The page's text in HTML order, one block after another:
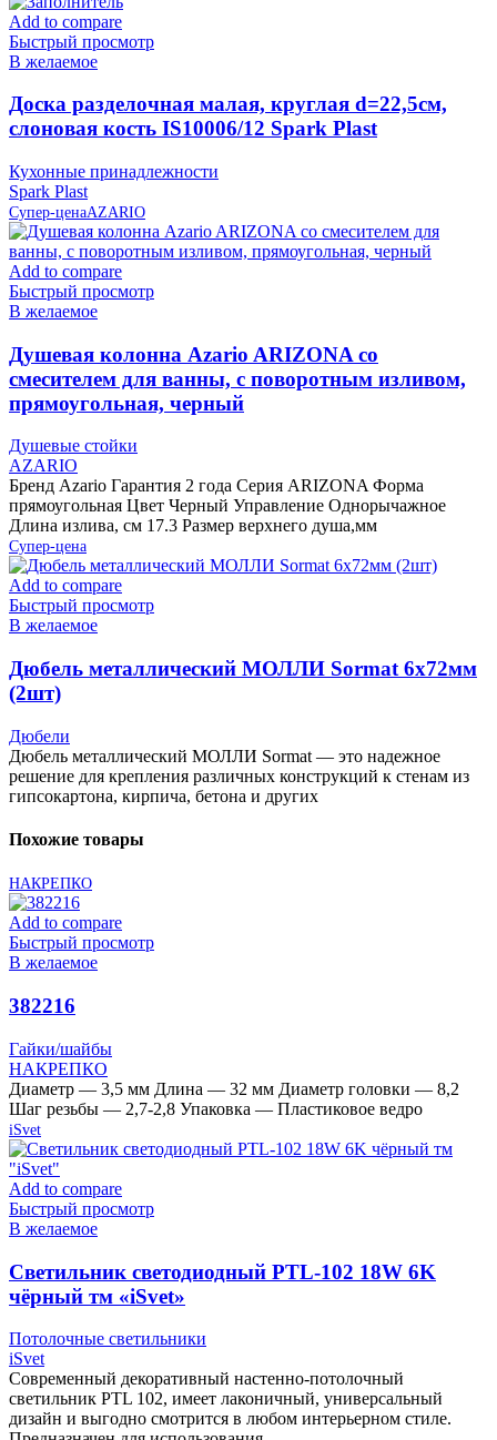
Add to compare
Быстрый просмотр
В желаемое
Доска разделочная малая, круглая d=22,5см,
слоновая кость IS10006/12 Spark Plast
Кухонные принадлежности
Spark Plast
Супер-ценаAZARIO
Add to compare
Быстрый просмотр
В желаемое
Душевая колонна Azario ARIZONA со
смесителем для ванны, с поворотным изливом,
прямоугольная, черный
Душевые стойки
AZARIO
Бренд Azario Гарантия 2 года Серия ARIZONA Форма
прямоугольная Цвет Черный Управление Однорычажное
Длина излива, см 17.3 Размер верхнего душа,мм
Супер-цена
Add to compare
Быстрый просмотр
В желаемое
Дюбель металлический МОЛЛИ Sormat 6х72мм
(2шт)
Дюбели
Дюбель металлический МОЛЛИ Sormat — это надежное
решение для крепления различных конструкций к стенам из
гипсокартона, кирпича, бетона и других
Похожие товары
НАКРЕПКО
Add to compare
Быстрый просмотр
В желаемое
382216
Гайки/шайбы
НАКРЕПКО
Диаметр — 3,5 мм Длина — 32 мм Диаметр головки — 8,2
Шаг резьбы — 2,7-2,8 Упаковка — Пластиковое ведро
iSvet
Add to compare
Быстрый просмотр
В желаемое
Cветильник светодиодный PTL-102 18W 6K
чёрный тм «iSvet»
Потолочные светильники
iSvet
Современный декоративный настенно-потолочный
светильник PTL 102, имеет лаконичный, универсальный
дизайн и выгодно смотрится в любом интерьерном стиле.